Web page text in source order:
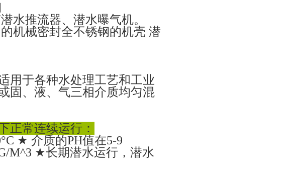
水推流器、潜水曝气机。
机械密封全不锈钢的机壳 潜
用于各种水处理工艺和工业
固、液、气三相介质均匀混
正常连续运行：
★ 介质的PH值在5-9
M^3 ★长期潜水运行，潜水